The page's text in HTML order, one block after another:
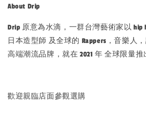
About Drip
Drip 原意為水滴，一群台灣藝術家以 hip
日本造型師 及全球的 Rappers，音樂人
高端潮流品牌，就在 2021 年 全球限量推
歡迎親臨店面參觀選購